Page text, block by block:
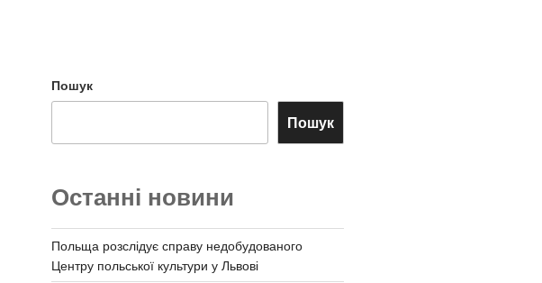
Пошук
Пошук
Останні новини
Польща розслідує справу недобудованого
Центру польської культури у Львові